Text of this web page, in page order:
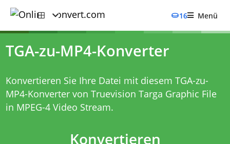
16 Menü
TGA-zu-MP4-Konverter
Konvertieren Sie Ihre Datei mit diesem TGA-zu-
MP4-Konvertervon Truevision Targa Graphic File
in MPEG-4 Video Stream.
Konvertieren